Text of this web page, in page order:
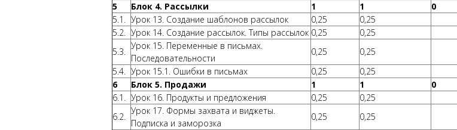
5
Блок 4. Рассылки 1 1 0
5.1. Урок 13. Создание шаблонов рассылок 0,25 0,25
5.2. Урок 14. Создание рассылок. Типы рассылок 0,25 0,25
5.3.
Урок 15. Переменные в письмах.
Последовательности
0,25 0,25
5.4. Урок 15.1. Ошибки в письмах 0,25 0,25
6
Блок 5. Продажи 1 1 0
6.1. Урок 16. Продукты и предложения 0,25 0,25
6.2.
Урок 17. Формы захвата и виджеты.
Подписка и заморозка
0,25 0,25